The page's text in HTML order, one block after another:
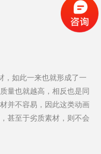
，如此一来也就形成了一
量也就越高，相反也是同
并不容易，因此这类动画
甚至于劣质素材，则不会